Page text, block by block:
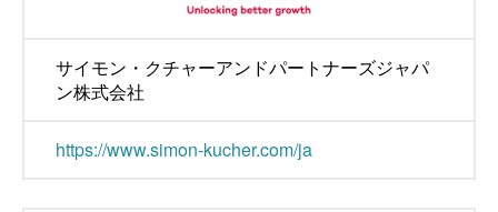
サイモン・クチャーアンドパートナーズジャパ
ン株式会社
https://www.simon-kucher.com/ja